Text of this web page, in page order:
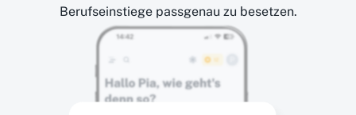
Berufseinstiege passgenau zu besetzen.